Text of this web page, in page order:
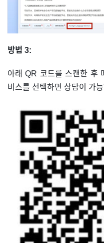
방법 3:
아래 QR 코드를 스캔한 후
비스를 선택하면 상담이 가